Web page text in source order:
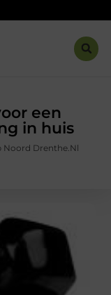
een
in huis
Noord Drenthe.nl